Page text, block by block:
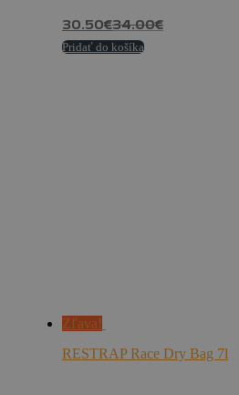
30.50€34.00€
Pridať do košíka
Zľava!
RESTRAP Race Dry Bag 7l